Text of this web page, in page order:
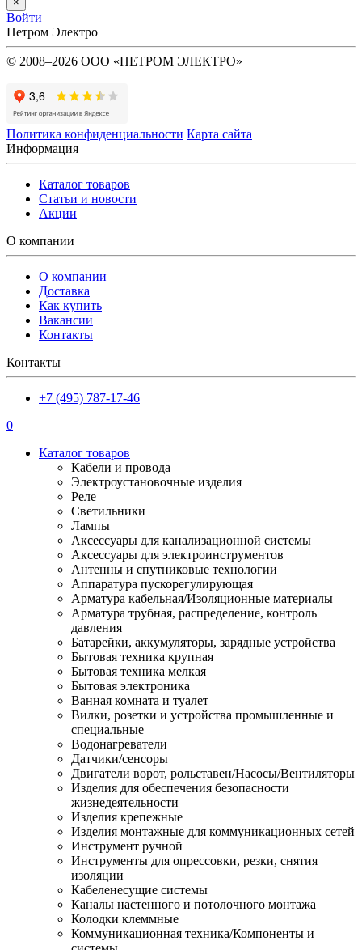
Войти
Петром Электро
© 2008–2026 ООО «ПЕТРОМ ЭЛЕКТРО»
Политика конфиденциальности Карта сайта
Информация
Каталог товаров
Статьи и новости
Акции
О компании
О компании
Доставка
Как купить
Вакансии
Контакты
Контакты
+7 (495) 787-17-46
0
Каталог товаров
Кабели и провода
Электроустановочные изделия
Реле
Светильники
Лампы
Аксессуары для канализационной системы
Аксессуары для электроинструментов
Антенны и спутниковые технологии
Аппаратура пускорегулирующая
Арматура кабельная/Изоляционные материалы
Арматура трубная, распределение, контроль
давления
Батарейки, аккумуляторы, зарядные устройства
Бытовая техника крупная
Бытовая техника мелкая
Бытовая электроника
Ванная комната и туалет
Вилки, розетки и устройства промышленные и
специальные
Водонагреватели
Датчики/сенсоры
Двигатели ворот, рольставен/Насосы/Вентиляторы
Изделия для обеспечения безопасности
жизнедеятельности
Изделия крепежные
Изделия монтажные для коммуникационных сетей
Инструмент ручной
Инструменты для опрессовки, резки, снятия
изоляции
Кабеленесущие системы
Каналы настенного и потолочного монтажа
Колодки клеммные
Коммуникационная техника/Компоненты и